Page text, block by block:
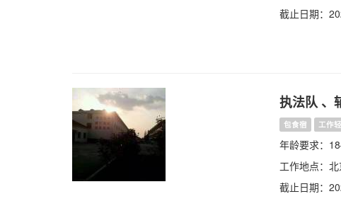
截止日期：
执法队 、
包食宿 工作
年龄要求：
工作地点：
截止日期：